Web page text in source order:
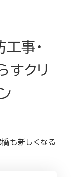
事・
すクリ
も新しくなる